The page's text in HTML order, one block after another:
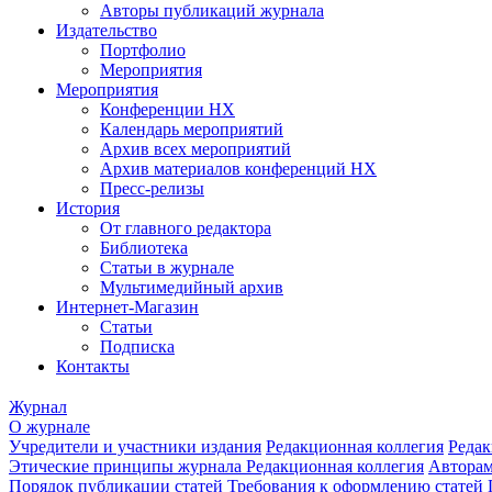
Авторы публикаций журнала
Издательство
Портфолио
Мероприятия
Мероприятия
Конференции НХ
Календарь мероприятий
Архив всех мероприятий
Архив материалов конференций НХ
Пресс-релизы
История
От главного редактора
Библиотека
Статьи в журнале
Мультимедийный архив
Интернет-Магазин
Статьи
Подписка
Контакты
Журнал
О журнале
Учредители и участники издания Редакционная коллегия
Этические принципы журнала Редакционная коллегия
Порядок публикации статей Требования к оформлению статей